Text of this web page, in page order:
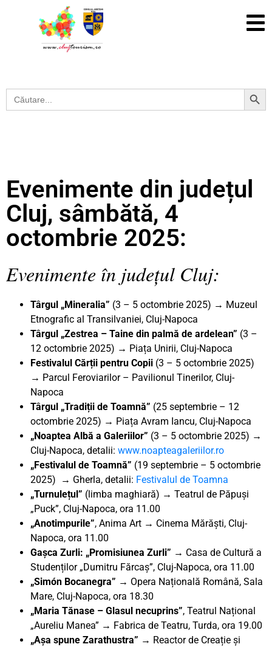
Search
for:
Search Button
Evenimente din județul
Cluj, sâmbătă, 4
octombrie 2025:
Evenimente în județul Cluj:
Târgul „Mineralia” (3 – 5 octombrie 2025) → Muzeul
Etnografic al Transilvaniei, Cluj-Napoca
Târgul „Zestrea – Taine din palmă de ardelean” (3 –
12 octombrie 2025) → Piața Unirii, Cluj-Napoca
Festivalul Cărții pentru Copii (3 – 5 octombrie 2025)
→ Parcul Feroviarilor – Pavilionul Tinerilor, Cluj-
Napoca
Târgul „Tradiții de Toamnă” (25 septembrie – 12
octombrie 2025) → Piața Avram Iancu, Cluj-Napoca
„Noaptea Albă a Galeriilor” (3 – 5 octombrie 2025) →
Cluj-Napoca, detalii: www.noapteagaleriilor.ro
„Festivalul de Toamnă” (19 septembrie – 5 octombrie
2025) → Gherla, detalii: Festivalul de Toamna
„Turnulețul” (limba maghiară) → Teatrul de Păpuși
„Puck”, Cluj-Napoca, ora 11.00
„Anotimpurile”, Anima Art → Cinema Mărăști, Cluj-
Napoca, ora 11.00
Gașca Zurli: „Promisiunea Zurli” → Casa de Cultură a
Studenților „Dumitru Fărcaș”, Cluj-Napoca, ora 11.00
„Simón Bocanegra” → Opera Națională Română, Sala
Mare, Cluj-Napoca, ora 18.30
„Maria Tănase – Glasul necuprins”, Teatrul Național
„Aureliu Manea” → Fabrica de Teatru, Turda, ora 19.00
„Așa spune Zarathustra” → Reactor de Creație și